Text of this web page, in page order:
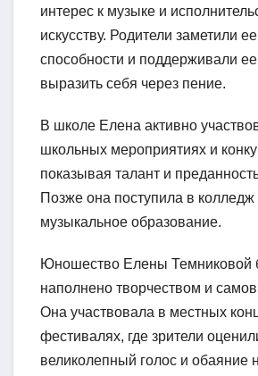
интерес к музыке и
искусству. Родители заметили
способности и поддерживали
выразить себя через пение.
В школе Елена активно
школьных мероприятиях и
показывая талант и
Позже она поступила в колледж
музыкальное образование.
Юношество Елены Темниковой
наполнено творчеством и
Она участвовала в местных
фестивалях, где зрители
великолепный голос и обаяние